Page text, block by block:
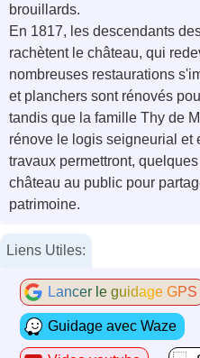
brouillards.
En 1817, les descendants
rachètent le château, qui
nombreuses restaurations
et planchers sont rénovés
tandis que la famille Thy de
rénove le logis seigneurial et
travaux permettront,
château au public pour
patrimoine.
Liens Utiles:
Lancer le guidage GPS
Guidage avec Waze